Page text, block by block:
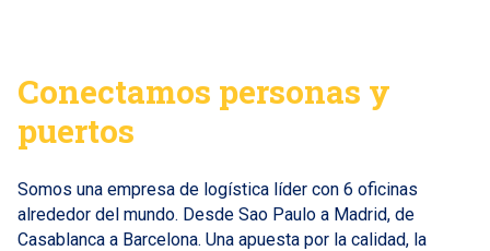
Conectamos personas y
puertos
Somos una empresa de logística líder con 6 oficinas
alrededor del mundo. Desde Sao Paulo a Madrid, de
Casablanca a Barcelona. Una apuesta por la calidad, la